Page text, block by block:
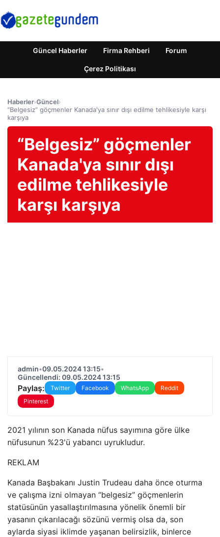
Güncel Haberler Firma Rehberi Forum
Çerez Politikası
Haberler›Güncel›
“Belgesiz” göçmenler Kanada'ya sınır dışı edilme tehlikesiyle karşı
karşıya
“Belgesiz” göçmenler
Kanada'ya sınır dışı
edilme tehlikesiyle
karşı karşıya
admin•09.05.2024 13:15•
Güncellendi: 09.05.2024 13:15
Paylaş: Twitter Facebook WhatsApp
Reddit
Pinterest
2021 yılının son Kanada nüfus sayımına göre ülke
nüfusunun %23'ü yabancı uyrukludur.
REKLAM
Kanada Başbakanı Justin Trudeau daha önce oturma
ve çalışma izni olmayan “belgesiz” göçmenlerin
statüsünün yasallaştırılmasına yönelik önemli bir
yasanın çıkarılacağı sözünü vermiş olsa da, son
aylarda siyasi iklimde yaşanan belirsizlik, binlerce